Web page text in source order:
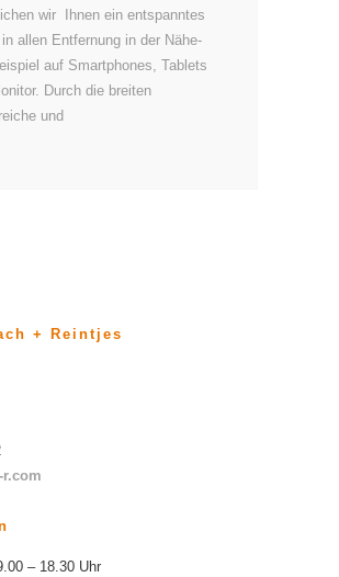
wir Ihnen ein entspanntes
allen Entfernung in der Nähe-
auf Smartphones, Tablets
Durch die breiten
und
+ Reintjes
– 18.30 Uhr